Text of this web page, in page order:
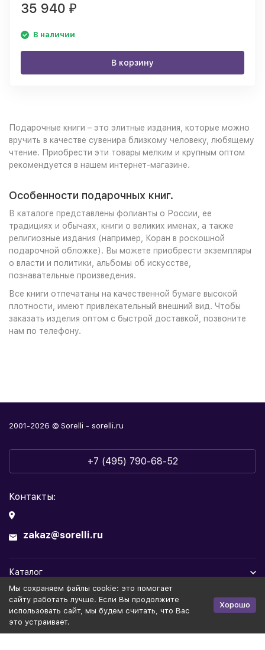
35 940 ₽
В наличии
В корзину
Подарочные книги – это элитные издания, которые можно
вручить в качестве сувенира близкому человеку, любящему
чтение. Приобрести эти товары мелким и крупным оптом
рекомендуется в нашем интернет-магазине.
Особенности подарочных книг.
В каталоге представлены фолианты о России, ее
традициях и обычаях, книги о великих именах, а также
религиозные издания (например, Коран в роскошной
подарочной обложке). Вы можете приобрести экземпляры
о власти и политики, альбомы об искусстве,
познавательные произведения.
Все книги отпечатаны на качественной бумаге высокой
плотности, имеют привлекательный внешний вид. Чтобы
заказать изделия оптом с быстрой доставкой, позвоните
нам по телефону.
2001-2026 © Sorelli - sorelli.ru
+7 (495) 790-68-52
Контакты:
zakaz@sorelli.ru
Каталог
Информация
Политика персональных данных Публичная оферта
Мы cохраняем файлы cookie: это помогает
сайту работать лучше. Если Вы продолжите
использовать сайт, мы будем считать, что Вас
это устраивает.
Хорошо